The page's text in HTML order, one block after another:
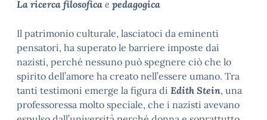
La ricerca filosofica e pedagogica
Il patrimonio culturale, lasciatoci da eminenti
pensatori, ha superato le barriere imposte dai
nazisti, perché nessuno può spegnere ciò che lo
spirito dell’amore ha creato nell’essere umano. Tra
tanti testimoni emerge la figura di Edith Stein, una
professoressa molto speciale, che i nazisti avevano